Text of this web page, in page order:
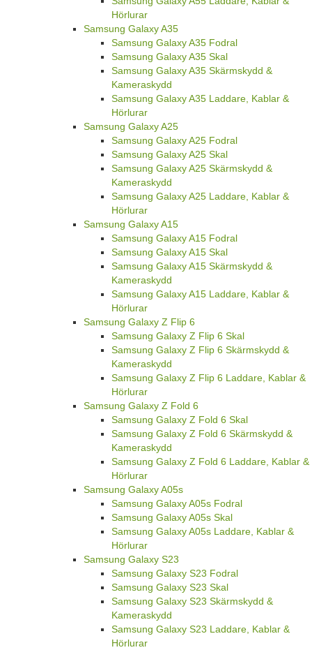
Hörlurar
Samsung Galaxy A35
Samsung Galaxy A35 Fodral
Samsung Galaxy A35 Skal
Samsung Galaxy A35 Skärmskydd &
Kameraskydd
Samsung Galaxy A35 Laddare, Kablar &
Hörlurar
Samsung Galaxy A25
Samsung Galaxy A25 Fodral
Samsung Galaxy A25 Skal
Samsung Galaxy A25 Skärmskydd &
Kameraskydd
Samsung Galaxy A25 Laddare, Kablar &
Hörlurar
Samsung Galaxy A15
Samsung Galaxy A15 Fodral
Samsung Galaxy A15 Skal
Samsung Galaxy A15 Skärmskydd &
Kameraskydd
Samsung Galaxy A15 Laddare, Kablar &
Hörlurar
Samsung Galaxy Z Flip 6
Samsung Galaxy Z Flip 6 Skal
Samsung Galaxy Z Flip 6 Skärmskydd &
Kameraskydd
Samsung Galaxy Z Flip 6 Laddare, Kablar &
Hörlurar
Samsung Galaxy Z Fold 6
Samsung Galaxy Z Fold 6 Skal
Samsung Galaxy Z Fold 6 Skärmskydd &
Kameraskydd
Samsung Galaxy Z Fold 6 Laddare, Kablar &
Hörlurar
Samsung Galaxy A05s
Samsung Galaxy A05s Fodral
Samsung Galaxy A05s Skal
Samsung Galaxy A05s Laddare, Kablar &
Hörlurar
Samsung Galaxy S23
Samsung Galaxy S23 Fodral
Samsung Galaxy S23 Skal
Samsung Galaxy S23 Skärmskydd &
Kameraskydd
Samsung Galaxy S23 Laddare, Kablar &
Hörlurar